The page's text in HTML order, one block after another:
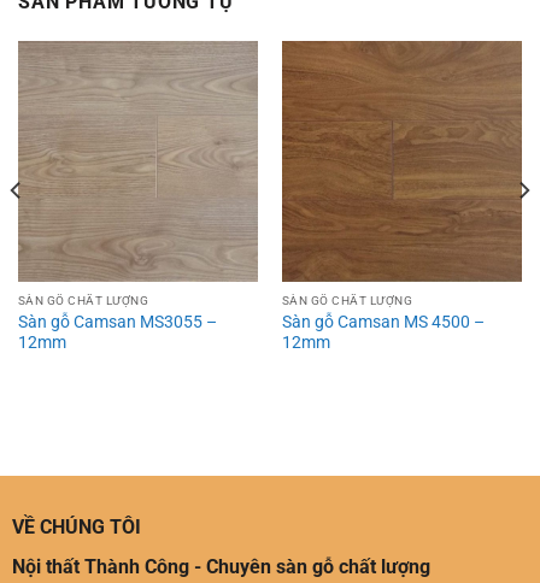
SÀN GỖ CHẤT LƯỢNG
Sàn gỗ Camsan MS3055 –
12mm
SÀN GỖ CHẤT LƯỢNG
Sàn gỗ Camsan MS 4500 –
12mm
VỀ CHÚNG TÔI
Nội thất Thành Công - Chuyên sàn gỗ chất lượng